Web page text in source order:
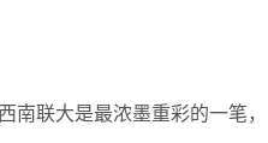
联大是最浓墨重彩的一笔，